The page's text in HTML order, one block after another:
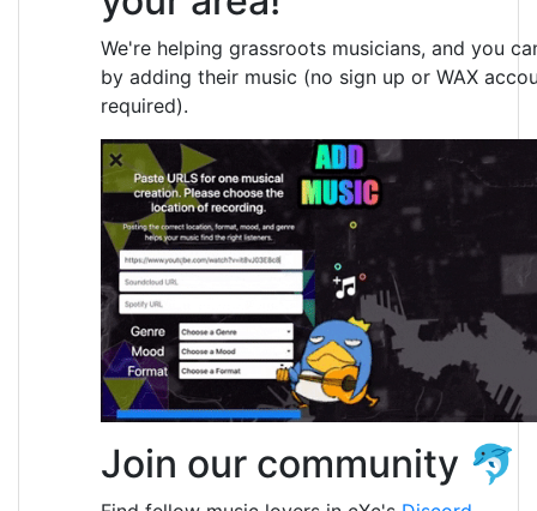
We're helping grassroots musicians, and you
by adding their music (no sign up or WAX
required).
Join our community 🐬